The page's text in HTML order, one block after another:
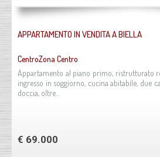
APPARTAMENTO IN VENDITA A BIELLA
CentroZona Centro
Appartamento al piano primo, ristrutturato
ingresso in soggiorno, cucina abitabile, due
doccia, oltre...
€ 69.000